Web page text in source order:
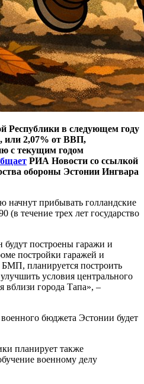
Республики в следующем году
или 2,07% от ВВП,
с текущим годом
РИА Новости со ссылкой
обороны Эстонии Ингвара
прибывать голландские
течение трех лет государство
построены гаражи и
постройки гаражей и
БМП, планируется построить
условия центрального
вблизи города Тапа», –
бюджета Эстонии будет
планирует также
военному делу